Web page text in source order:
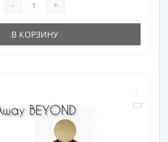
- +
В КОРЗИНУ